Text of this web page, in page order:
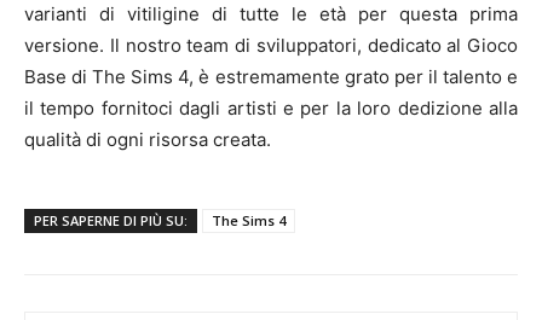
varianti di vitiligine di tutte le età per questa prima
versione. Il nostro team di sviluppatori, dedicato al Gioco
Base di The Sims 4, è estremamente grato per il talento e
il tempo fornitoci dagli artisti e per la loro dedizione alla
qualità di ogni risorsa creata.
PER SAPERNE DI PIÙ SU: The Sims 4